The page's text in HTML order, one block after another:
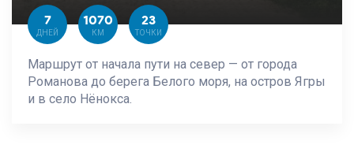
7
ДНЕЙ
1070
КМ
23
ТОЧКИ
Маршрут от начала пути на север — от города
Романова до берега Белого моря, на остров Ягры
и в село Нёнокса.